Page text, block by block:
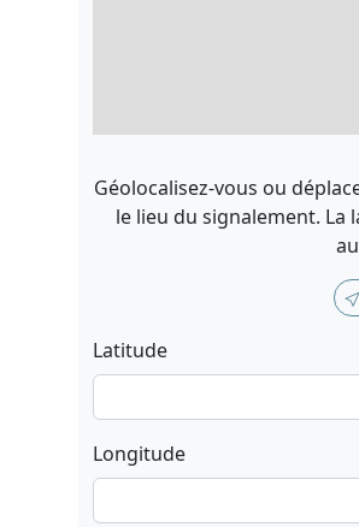
Géolocalisez-vous ou
le lieu du signalement.
Latitude
Longitude